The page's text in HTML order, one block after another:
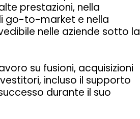
prestazioni, nella
go-to-market e nella
nelle aziende sotto la
su fusioni, acquisizioni
incluso il supporto
durante il suo